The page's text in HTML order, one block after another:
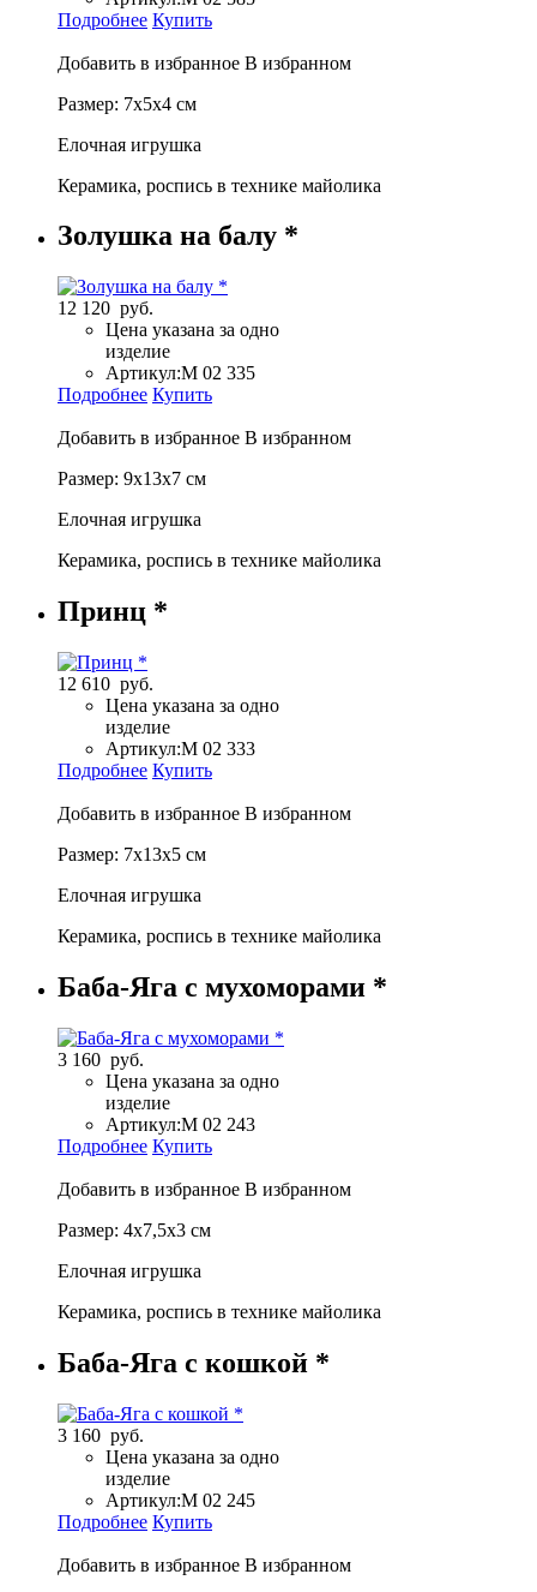
Подробнее Купить
Добавить в избранное В избранном
Размер: 7x5x4 см
Елочная игрушка
Керамика, роспись в технике майолика
Золушка на балу *
12 120 руб.
Цена указана за одно
изделие
Артикул:М 02 335
Подробнее Купить
Добавить в избранное В избранном
Размер: 9х13х7 см
Елочная игрушка
Керамика, роспись в технике майолика
Принц *
12 610 руб.
Цена указана за одно
изделие
Артикул:М 02 333
Подробнее Купить
Добавить в избранное В избранном
Размер: 7х13х5 см
Елочная игрушка
Керамика, роспись в технике майолика
Баба-Яга с мухоморами *
3 160 руб.
Цена указана за одно
изделие
Артикул:М 02 243
Подробнее Купить
Добавить в избранное В избранном
Размер: 4х7,5х3 см
Елочная игрушка
Керамика, роспись в технике майолика
Баба-Яга с кошкой *
3 160 руб.
Цена указана за одно
изделие
Артикул:М 02 245
Подробнее Купить
Добавить в избранное В избранном